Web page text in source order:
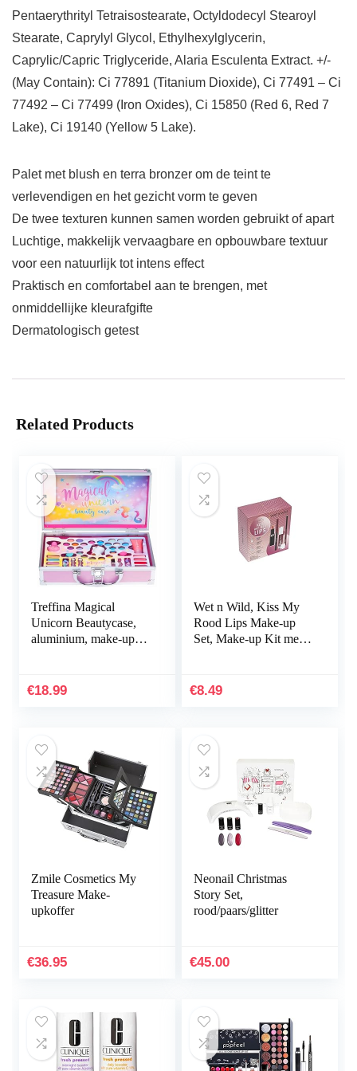
Pentaerythrityl Tetraisostearate, Octyldodecyl Stearoyl
Stearate, Caprylyl Glycol, Ethylhexylglycerin,
Caprylic/Capric Triglyceride, Alaria Esculenta Extract. +/-
(May Contain): Ci 77891 (Titanium Dioxide), Ci 77491 – Ci
77492 – Ci 77499 (Iron Oxides), Ci 15850 (Red 6, Red 7
Lake), Ci 19140 (Yellow 5 Lake).
Palet met blush en terra bronzer om de teint te
verlevendigen en het gezicht vorm te geven
De twee texturen kunnen samen worden gebruikt of apart
Luchtige, makkelijk vervaagbare en opbouwbare textuur
voor een natuurlijk tot intens effect
Praktisch en comfortabel aan te brengen, met
onmiddellijke kleurafgifte
Dermatologisch getest
Related Products
Treffina Magical
Unicorn Beautycase,
aluminium, make-up
€18.99
Wet n Wild, Kiss My
Rood Lips Make-up
Set, Make-up Kit met
Hyaluronzuur…
€8.49
Zmile Cosmetics My
Treasure Make-
upkoffer
€36.95
Neonail Christmas
Story Set,
rood/paars/glitter
€45.00